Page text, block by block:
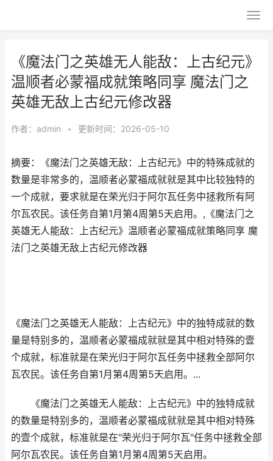
《魔法门之英雄无人能敌：上古纪元》
温顺者必蒙福成就策略同享 魔法门之
英雄无敌上古纪元修改器
作者： admin • 更新时间：2026-05-10
摘要：《魔法门之英雄无敌：上古纪元》中的特殊成就的
数量是非常多的，温顺者必蒙福成就就是其中比较独特的
一个成就，要求就是在荣光归于阿尔瓦任务中拯救所有阿
尔瓦农民。该任务自第1月第4周第5天启用。,《魔法门之
英雄无人能敌：上古纪元》温顺者必蒙福成就策略同享 魔
法门之英雄无敌上古纪元修改器
《魔法门之英雄无人能敌：上古纪元》中的独特成就的数
量是特别多的，温顺者必蒙福成就就是其中相对特殊的壹
个成就，标准就是在荣光归于阿尔瓦任务中拯救全部阿尔
瓦农民。该任务自第1月第4周第5天启用。...
《魔法门之英雄无人能敌：上古纪元》中的独特成就
的数量是特别多的，温顺者必蒙福成就就是其中相对特殊
的壹个成就，标准就是在"荣光归于阿尔瓦"任务中拯救全部
阿尔瓦农民。该任务自第1月第4周第5天启用。